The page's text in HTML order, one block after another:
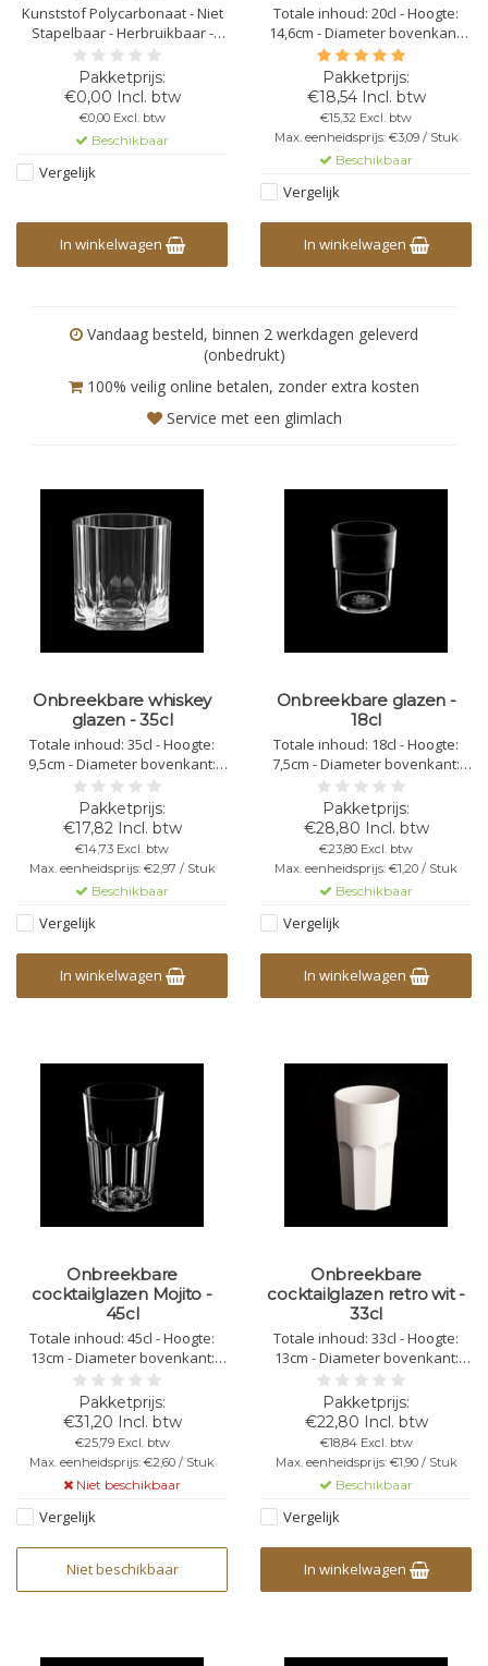
Kunststof Polycarbonaat - Niet
Stapelbaar - Herbruikbaar -
Vaatwasbestendig -
Bedrukbaar - Onbreekbaar -
Levering 10 -12 werkdagen
€0,00 Incl. btw
€0,00 Excl. btw
Beschikbaar
Vergelijk
In winkelwagen
Totale inhoud: 20cl - Hoogte:
14,6cm - Diameter bovenkant:
11cm - Diameter onderkant:
7,2cm - Kleur: transparant-
Kunststof Polycarbonaat - Niet
Stapelbaar - Herbruikbaar -
Vaatwasbestendig -
Bedrukbaar - Onbreekbaar
€18,54 Incl. btw
€15,32 Excl. btw
Max. eenheidsprijs: €3,09 / Stuk
Beschikbaar
Vergelijk
In winkelwagen
Vandaag besteld, binnen 2 werkdagen geleverd
(onbedrukt)
100% veilig online betalen, zonder extra kosten
Service met een glimlach
Onbreekbare whiskey
glazen - 35cl
Totale inhoud: 35cl - Hoogte:
9,5cm - Diameter bovenkant:
9cm - Diameter onderkant:
8,6cm - Kleur: transparant -
Kunststof Polycarbonaat - Niet
Stapelbaar - Herbruikbaar -
Vaatwasbestendig -
Bedrukbaar - Onbreekbaar
€17,82 Incl. btw
€14,73 Excl. btw
Max. eenheidsprijs: €2,97 / Stuk
Beschikbaar
Vergelijk
In winkelwagen
Onbreekbare glazen -
18cl
Totale inhoud: 18cl - Hoogte:
7,5cm - Diameter bovenkant:
6cm - Diameter onderkant:
5,5cm - Kleur: transparant -
Kunststof Polycarbonaat -
Stapelbaar - Herbruikbaar -
Vaatwasbestendig -
Bedrukbaar - Onbreekbaar
€28,80 Incl. btw
€23,80 Excl. btw
Max. eenheidsprijs: €1,20 / Stuk
Beschikbaar
Vergelijk
In winkelwagen
Onbreekbare
cocktailglazen Mojito -
45cl
Totale inhoud: 45cl - Hoogte:
13cm - Diameter bovenkant:
9cm - Diameter onderkant:
7,3cm - Kleur: transparant -
Kunststof Polycarbonaat - Niet
Stapelbaar - Herbruikbaar -
Vaatwasbestendig -
Bedrukbaar - Onbreekbaar
€31,20 Incl. btw
€25,79 Excl. btw
Max. eenheidsprijs: €2,60 / Stuk
Niet beschikbaar
Vergelijk
Niet beschikbaar
Onbreekbare
cocktailglazen retro wit -
33cl
Totale inhoud: 33cl - Hoogte:
13cm - Diameter bovenkant:
7,2cm - Diameter onderkant:
6cm - Kleur: wit- Kunststof
Polycarbonaat - Niet Stapelbaar
- Herbruikbaar -
Vaatwasbestendig -
Bedrukbaar - Onbreekbaar
€22,80 Incl. btw
€18,84 Excl. btw
Max. eenheidsprijs: €1,90 / Stuk
Beschikbaar
Vergelijk
In winkelwagen